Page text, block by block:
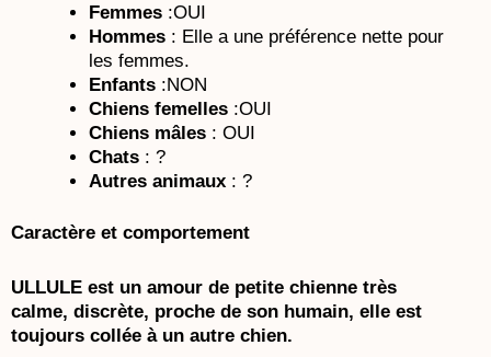
Femmes :OUI
Hommes : Elle a une préférence nette pour
les femmes.
Enfants :NON
Chiens femelles :OUI
Chiens mâles : OUI
Chats : ?
Autres animaux : ?
Caractère et comportement
ULLULE est un amour de petite chienne très
calme, discrète, proche de son humain, elle est
toujours collée à un autre chien.